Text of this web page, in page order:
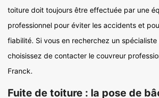
toiture doit toujours être effectuée par une
professionnel pour éviter les accidents et
fiabilité. Si vous en recherchez un spécialiste
choisissez de contacter le couvreur
Franck.
Fuite de toiture : la pose de